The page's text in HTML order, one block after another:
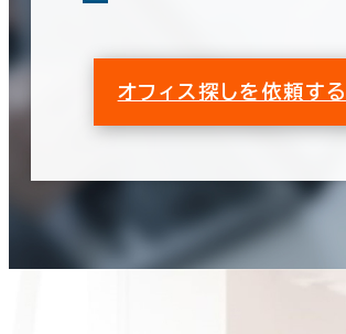
オフィス探しを依頼する